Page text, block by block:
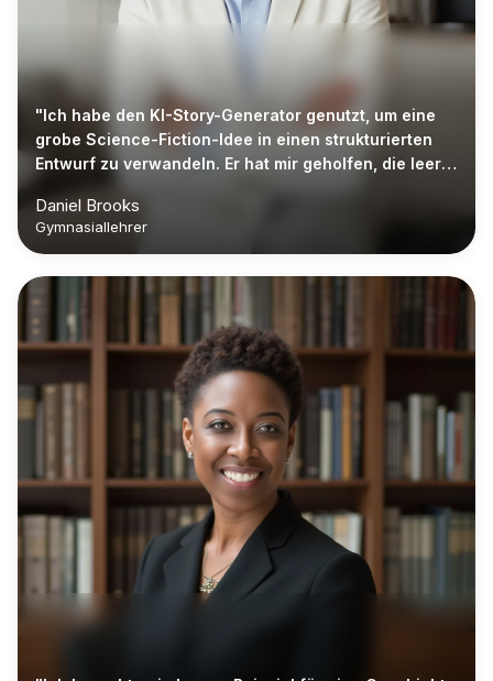
"Ich habe den KI-Story-Generator genutzt, um eine
grobe Science-Fiction-Idee in einen strukturierten
Entwurf zu verwandeln. Er hat mir geholfen, die leere
Bearbeiten zu beginnen."
Daniel Brooks
Gymnasiallehrer